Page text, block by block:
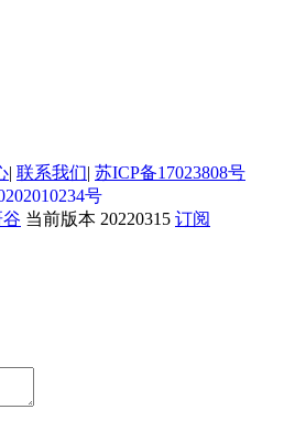
| 联系我们| 苏ICP备17023808号
号
当前版本 20220315 订阅